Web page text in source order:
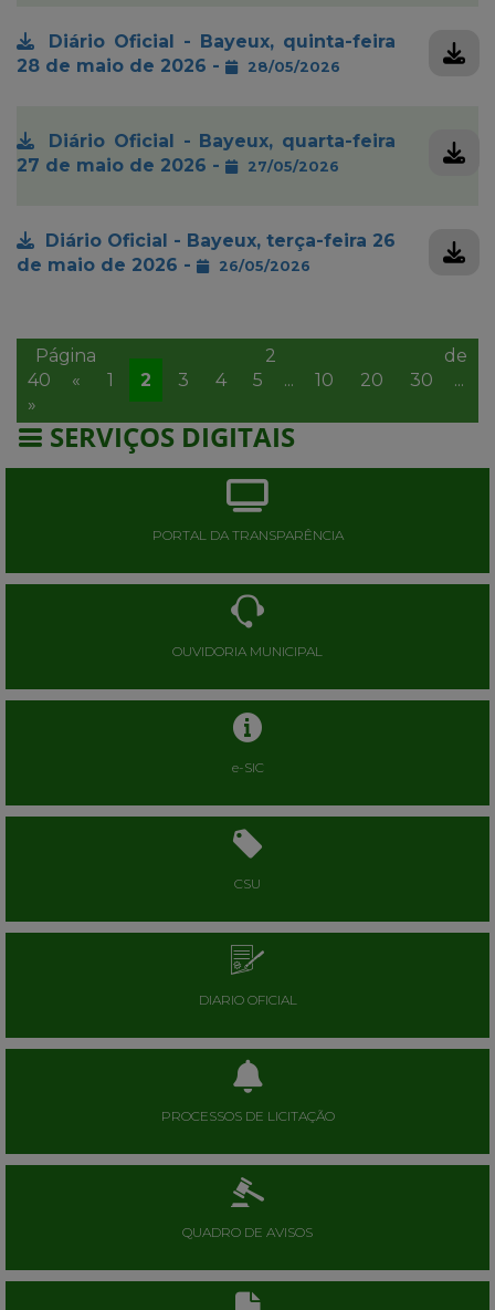
Diário Oficial - Bayeux, quinta-feira
28 de maio de 2026 -
28/05/2026
Diário Oficial - Bayeux, quarta-feira
27 de maio de 2026 -
27/05/2026
Diário Oficial - Bayeux, terça-feira 26
de maio de 2026 -
26/05/2026
Página 2 de
40
« 1 2 3 4 5 ... 10 20 30 ...
»
SERVIÇOS DIGITAIS
PORTAL DA TRANSPARÊNCIA
OUVIDORIA MUNICIPAL
e-SIC
CSU
DIARIO OFICIAL
PROCESSOS DE LICITAÇÃO
QUADRO DE AVISOS